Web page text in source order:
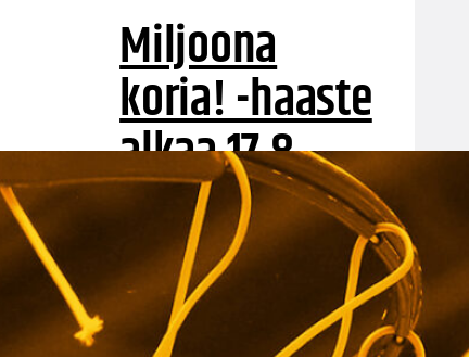
Miljoona
koria! -haaste
alkaa 17.8.
Haaste tarjoaa seuroille valmiin
konseptin innostaa mukaan
uusia pelaajia ja syventää
yhteistyötä koulujen kanssa.